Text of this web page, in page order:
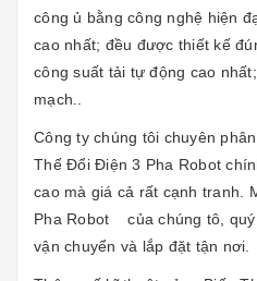
công ủ bằng công nghệ hiện
cao nhất; đều được thiết kế
công suất tải tự động cao
mạch..
Công ty chúng tôi chuyên
Thế Đổi Điện 3 Pha Robot
cao mà giá cả rất cạnh tranh.
Pha Robot
của chúng tô,
vận chuyển và lắp đặt tận nơi.